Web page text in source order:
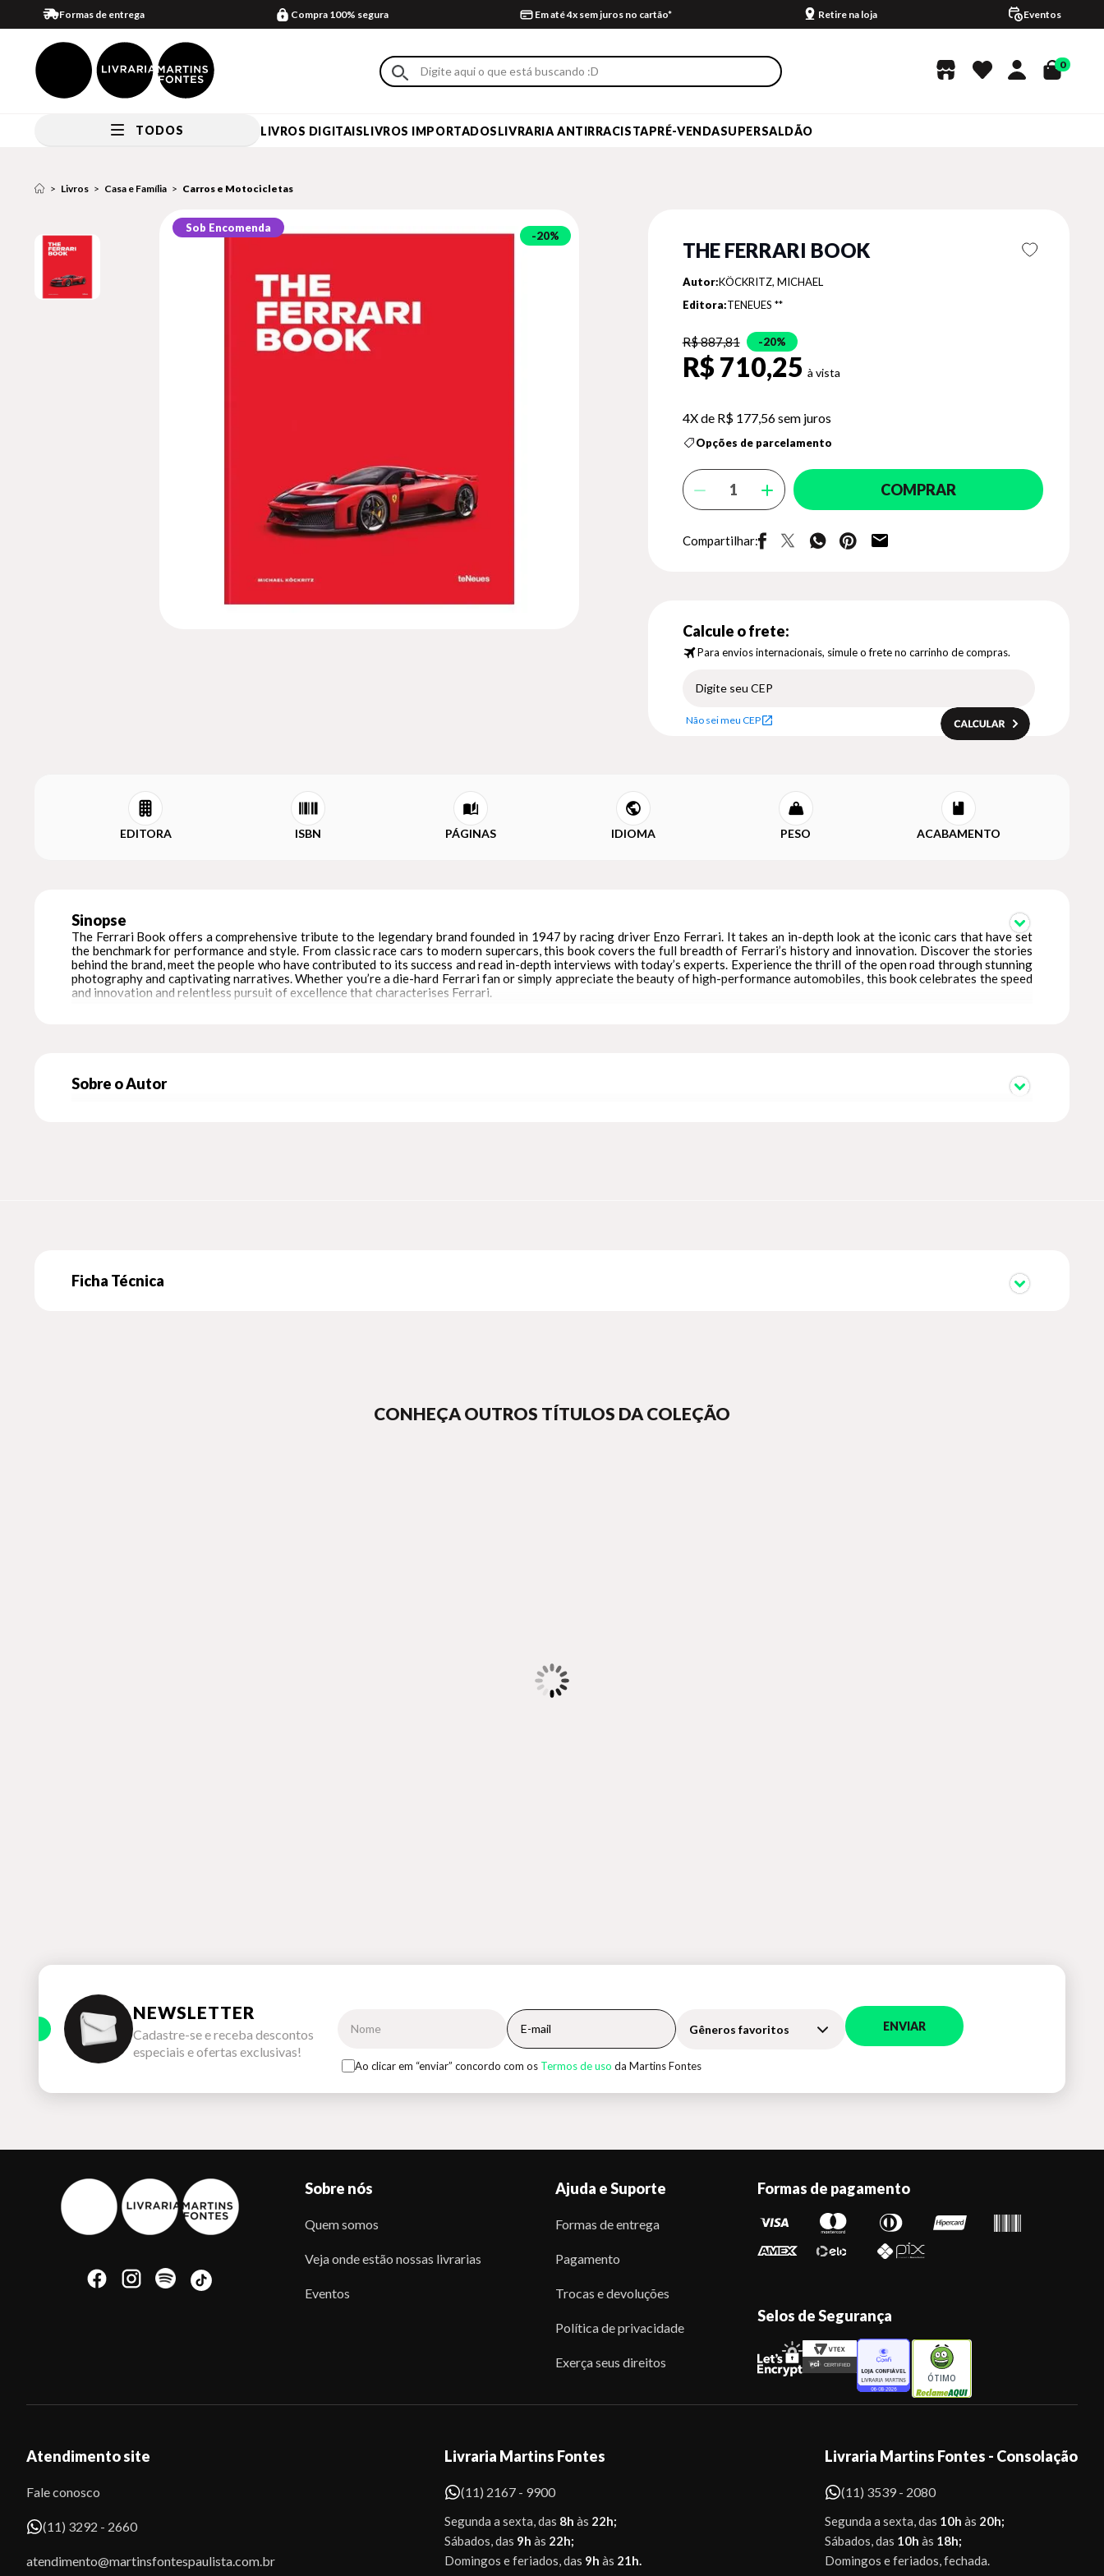
Formas de entrega Compra 100% segura Em até 4x sem juros no cartão* Retire na loja Eventos
0
TODOS LIVROS DIGITAISLIVROS IMPORTADOSLIVRARIA ANTIRRACISTAPRÉ-VENDASUPERSALDÃO
Livros Casa e Família Carros e Motocicletas
Sob Encomenda
20%
THE FERRARI BOOK
Autor:KÖCKRITZ, MICHAEL
Editora:TENEUES **
R$ 887,81 20%
R$ 710,25
4X de R$ 177,56sem juros
Opções de parcelamento
COMPRAR
Compartilhar:
Calcule o frete:
Para envios internacionais, simule o frete no carrinho de compras.
Não sei meu CEP
EDITORA ISBN PÁGINAS IDIOMA PESO ACABAMENTO
Sinopse
The Ferrari Book offers a comprehensive tribute to the legendary brand founded in 1947 by racing driver Enzo Ferrari. It takes an in-depth look at the iconic cars that have set
the benchmark for performance and style. From classic race cars to modern supercars, this book covers the full breadth of Ferrari’s history and innovation. Discover the stories
behind the brand, meet the people who have contributed to its success and read in-depth interviews with today’s experts. Experience the thrill of the open road through stunning
photography and captivating narratives. Whether you’re a die-hard Ferrari fan or simply appreciate the beauty of high-performance automobiles, this book celebrates the speed
and innovation and relentless pursuit of excellence that characterises Ferrari.
Sobre o Autor
Ficha Técnica
CONHEÇA OUTROS TÍTULOS DA COLEÇÃO
NEWSLETTER
Cadastre-se e receba descontos
especiais e ofertas exclusivas!
Gêneros favoritos ENVIAR
Ao clicar em “enviar” concordo com os Termos de uso da Martins Fontes
Sobre nós
Quem somos
Veja onde estão nossas livrarias
Eventos
Ajuda e Suporte
Formas de entrega
Pagamento
Trocas e devoluções
Política de privacidade
Exerça seus direitos
Formas de pagamento
Selos de Segurança
ÓTIMO
Atendimento site
Fale conosco
(11) 3292 - 2660
atendimento@martinsfontespaulista.com.br
Livraria Martins Fontes
(11) 2167 - 9900
Segunda a sexta, das 8h às 22h;
Sábados, das 9h às 22h;
Domingos e feriados, das 9h às 21h.
Livraria Martins Fontes - Consolação
(11) 3539 - 2080
Segunda a sexta, das 10h às 20h;
Sábados, das 10h às 18h;
Domingos e feriados, fechada.